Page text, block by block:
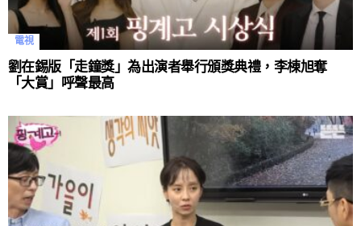
電視
劉在錫版「走鐘獎」為出演者舉行頒獎典禮，李棟旭奪
「大賞」呼聲最高